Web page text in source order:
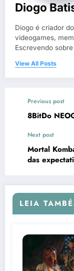
Diogo
Diogo é criador
videogames,
Escrevendo
View All Posts
Previous post
8BitDo
Next post
Mortal Kombat 1 |
das
LEIA